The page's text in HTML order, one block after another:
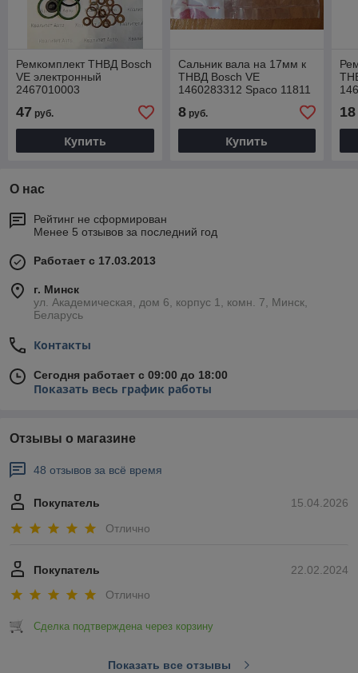
Ремкомплект ТНВД Bosch
VE электронный
2467010003
47 руб.
Купить
Сальник вала на 17мм к
ТНВД Bosch VE
1460283312 Spaco 11811
8руб.
Купить
18
О нас
Рейтинг не сформирован
Менее 5 отзывов за последний год
Работает с 17.03.2013
г. Минск
ул. Академическая, дом 6, корпус 1, комн. 7, Минск,
Беларусь
Контакты
Сегодня работает с 09:00 до 18:00
Показать весь график работы
Отзывы о магазине
48 отзывов за всё время
15.04.2026
Покупатель
Отлично
22.02.2024
Покупатель
Отлично
Сделка подтверждена через корзину
Показать все отзывы